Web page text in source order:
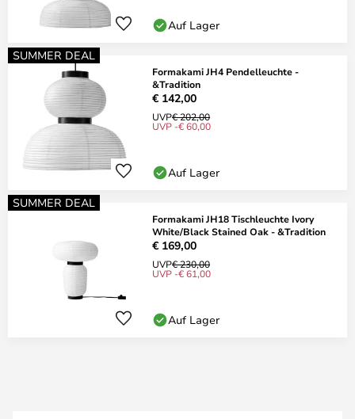
Auf Lager
SUMMER DEAL
Formakami JH4 Pendelleuchte -
&Tradition
€ 142,00
UVP€ 202,00
UVP -€ 60,00
Auf Lager
SUMMER DEAL
Formakami JH18 Tischleuchte Ivory
White/Black Stained Oak - &Tradition
€ 169,00
UVP€ 230,00
UVP -€ 61,00
Auf Lager